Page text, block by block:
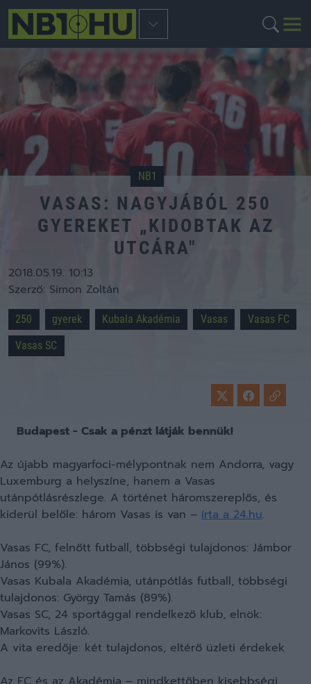
NB1
VASAS: NAGYJÁBÓL 250
GYEREKET „KIDOBTAK AZ
UTCÁRA"
2018.05.19. 10:13
Szerző: Simon Zoltán
250 gyerek Kubala Akadémia Vasas
Vasas FC
Vasas SC
Budapest - Csak a pénzt látják bennük!
Az újabb magyarfoci-mélypontnak nem Andorra, vagy
Luxemburg a helyszíne, hanem a Vasas
utánpótlásrészlege. A történet háromszereplős, és
kiderül belőle: három Vasas is van – írta a 24.hu.
Vasas FC, felnőtt futball, többségi tulajdonos: Jámbor
János (99%).
Vasas Kubala Akadémia, utánpótlás futball, többségi
tulajdonos: György Tamás (89%).
Vasas SC, 24 sportággal rendelkező klub, elnök:
Markovits László.
A vita eredője: két tulajdonos, eltérő üzleti érdekek